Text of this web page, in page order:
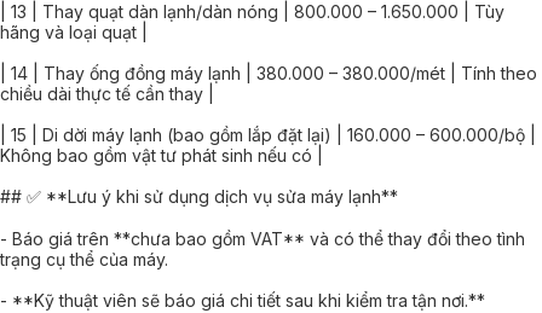
| 13 | Thay quạt dàn lạnh/dàn nóng | 800.000 – 1.650.000 | Tùy
hãng và loại quạt |
| 14 | Thay ống đồng máy lạnh | 380.000 – 380.000/mét | Tính theo
chiều dài thực tế cần thay |
| 15 | Di dời máy lạnh (bao gồm lắp đặt lại) | 160.000 – 600.000/bộ |
Không bao gồm vật tư phát sinh nếu có |
## ✅ **Lưu ý khi sử dụng dịch vụ sửa máy lạnh**
- Báo giá trên **chưa bao gồm VAT** và có thể thay đổi theo tình
trạng cụ thể của máy.
- **Kỹ thuật viên sẽ báo giá chi tiết sau khi kiểm tra tận nơi.**